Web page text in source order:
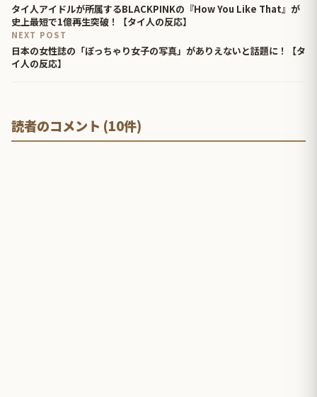
タイ人アイドルが所属するBLACKPINKの『How You Like That』が
史上最短で1億再生突破！【タイ人の反応】
NEXT POST
日本の女性誌の「ぽっちゃり女子の写真」がありえないと話題に！【タ
イ人の反応】
読者のコメント (10件)